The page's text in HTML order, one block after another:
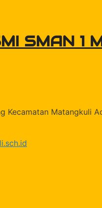
SMAN 1
Kecamatan Matangkuli